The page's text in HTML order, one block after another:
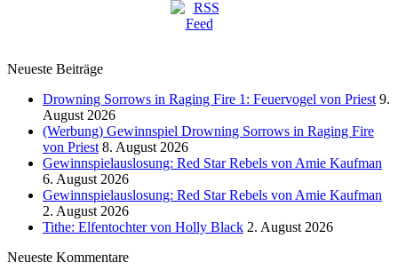
Neueste Beiträge
Drowning Sorrows in Raging Fire 1: Feuervogel von Priest 9.
August 2026
(Werbung) Gewinnspiel Drowning Sorrows in Raging Fire
von Priest 8. August 2026
Gewinnspielauslosung: Red Star Rebels von Amie Kaufman
6. August 2026
Gewinnspielauslosung: Red Star Rebels von Amie Kaufman
2. August 2026
Tithe: Elfentochter von Holly Black 2. August 2026
Neueste Kommentare